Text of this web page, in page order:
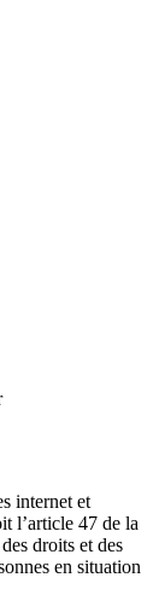
internet et
l’article 47 de la
droits et des
en situation